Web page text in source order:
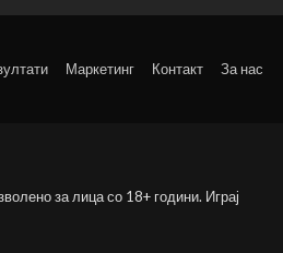
Маркетинг Контакт За нас
за лица со 18+ години. Играј